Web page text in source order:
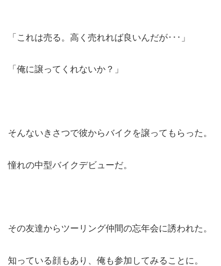
「これは売る。高く売れれば良いんだが･･･」
「俺に譲ってくれないか？」
そんないきさつで彼からバイクを譲ってもらった。
憧れの中型バイクデビューだ。
その友達からツーリング仲間の忘年会に誘われた。
知っている顔もあり、俺も参加してみることに。